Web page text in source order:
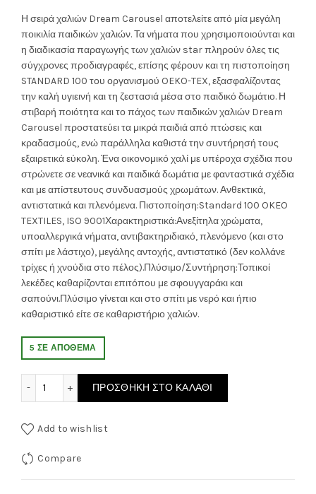
price
was:
160.00€.
τρέχουσα
τιμή
είναι:
119.00€.
Η σειρά χαλιών Dream Carousel αποτελείτε από μία μεγάλη
ποικιλία παιδικών χαλιών. Τα νήματα που χρησιμοποιούνται και
η διαδικασία παραγωγής των χαλιών star πληρούν όλες τις
σύγχρονες προδιαγραφές, επίσης φέρουν και τη πιστοποίηση
STANDARD 100 του οργανισμού OEKO-TEX, εξασφαλίζοντας
την καλή υγιεινή και τη ζεστασιά μέσα στο παιδικό δωμάτιο. Η
στιβαρή ποιότητα και το πάχος των παιδικών χαλιών Dream
Carousel προστατεύει τα μικρά παιδιά από πτώσεις και
κραδασμούς, ενώ παράλληλα καθιστά την συντήρησή τους
εξαιρετικά εύκολη. Ένα οικονομικό χαλί με υπέροχα σχέδια που
στρώνετε σε νεανικά και παιδικά δωμάτια με φανταστικά σχέδια
και με απίστευτους συνδυασμούς χρωμάτων. Ανθεκτικά,
αντιστατικά και πλενόμενα. Πιστοποίηση:Standard 100 OKEO
TEXTILES, ISO 9001Χαρακτηριστικά:Ανεξίτηλα χρώματα,
υποαλλεργικά νήματα, αντιβακτηριδιακό, πλενόμενο (και στο
σπίτι με λάστιχο), μεγάλης αντοχής, αντιστατικό (δεν κολλάνε
τρίχες ή χνούδια στο πέλος).Πλύσιμο/Συντήρηση:Τοπικοί
λεκέδες καθαρίζονται επιτόπου με σφουγγαράκι και
σαπούνι.Πλύσιμο γίνεται και στο σπίτι με νερό και ήπιο
καθαριστικό είτε σε καθαριστήριο χαλιών.
5 ΣΕ ΑΠΌΘΕΜΑ
ΠΡΟΣΘΉΚΗ ΣΤΟ ΚΑΛΆΘΙ
Add to wishlist
Compare